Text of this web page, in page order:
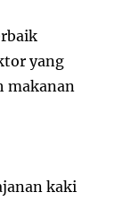
yang
makanan
kaki